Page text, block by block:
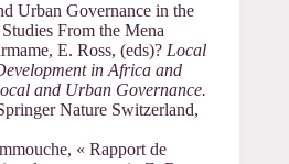
Urban Governance in the
From the Mena
E. Ross, (eds)? Local
in Africa and
and Urban Governance.
Nature Switzerland,
« Rapport de